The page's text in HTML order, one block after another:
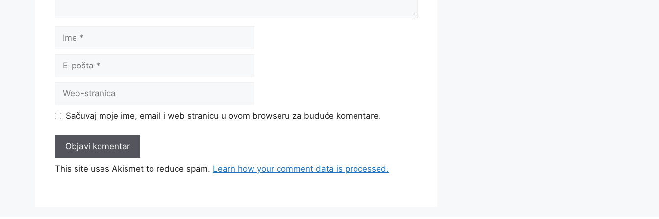
Ime
pošta
Web-
Sačuvaj moje ime, email i web stranicu u ovom browseru za buduće komentare.
This site uses Akismet to reduce spam. Learn how your comment data is processed.